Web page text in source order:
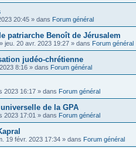
20:45 » dans Forum général
patriarche Benoît de Jérusalem
» jeu. 20 avr. 2023 19:27 » dans Forum général
judéo-chrétienne
8:16 » dans Forum général
2023 16:17 » dans Forum général
de la GPA
2023 17:01 » dans Forum général
19 févr. 2023 17:34 » dans Forum général